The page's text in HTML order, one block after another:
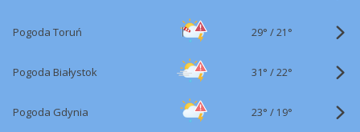
Pogoda Toruń 29° /21°
Pogoda Białystok 31° /22°
Pogoda Gdynia 23° / 19°